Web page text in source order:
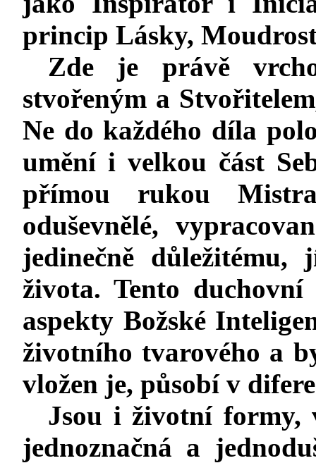
princip Lásky,
Zde je právě
stvořeným a
Ne do každého díla
umění i velkou část
přímou rukou
oduševnělé,
jedinečně
života. Tento
aspekty Božské
životního tvarového a
vložen je, působí v
Jsou i životní formy,
jednoznačná a